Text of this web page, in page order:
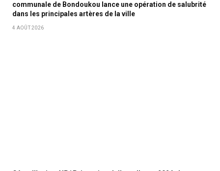
communale de Bondoukou lance une opération de salubrité
dans les principales artères de la ville
4 AOÛT 2026